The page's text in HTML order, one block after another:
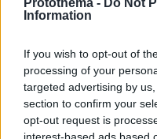
Information
If you wish to opt-out of
processing of your
targeted advertising by
section to confirm your
opt-out request is
interest-based ads based